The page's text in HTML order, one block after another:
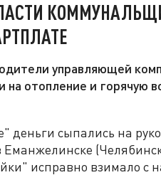
управляющей
на отопление и горячую
сыпались на
исправно взимало с